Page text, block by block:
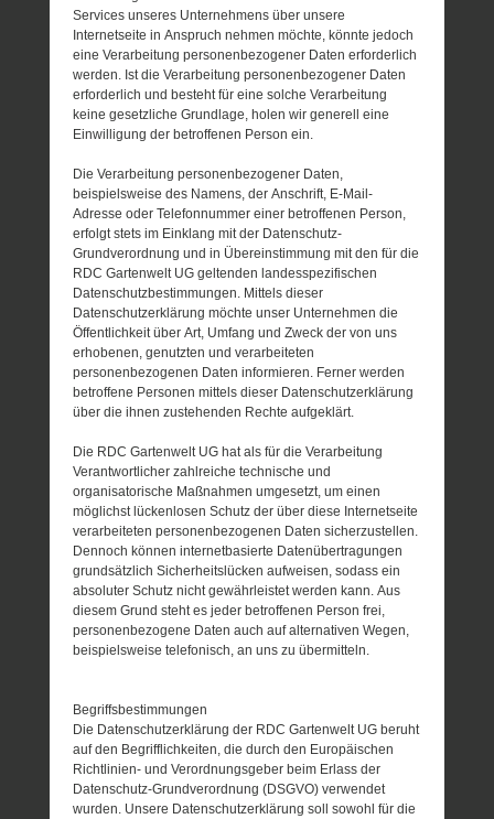
Services unseres Unternehmens über unsere
Internetseite in Anspruch nehmen möchte, könnte jedoch
eine Verarbeitung personenbezogener Daten erforderlich
werden. Ist die Verarbeitung personenbezogener Daten
erforderlich und besteht für eine solche Verarbeitung
keine gesetzliche Grundlage, holen wir generell eine
Einwilligung der betroffenen Person ein.
Die Verarbeitung personenbezogener Daten,
beispielsweise des Namens, der Anschrift, E-Mail-
Adresse oder Telefonnummer einer betroffenen Person,
erfolgt stets im Einklang mit der Datenschutz-
Grundverordnung und in Übereinstimmung mit den für die
RDC Gartenwelt UG geltenden landesspezifischen
Datenschutzbestimmungen. Mittels dieser
Datenschutzerklärung möchte unser Unternehmen die
Öffentlichkeit über Art, Umfang und Zweck der von uns
erhobenen, genutzten und verarbeiteten
personenbezogenen Daten informieren. Ferner werden
betroffene Personen mittels dieser Datenschutzerklärung
über die ihnen zustehenden Rechte aufgeklärt.
Die RDC Gartenwelt UG hat als für die Verarbeitung
Verantwortlicher zahlreiche technische und
organisatorische Maßnahmen umgesetzt, um einen
möglichst lückenlosen Schutz der über diese Internetseite
verarbeiteten personenbezogenen Daten sicherzustellen.
Dennoch können internetbasierte Datenübertragungen
grundsätzlich Sicherheitslücken aufweisen, sodass ein
absoluter Schutz nicht gewährleistet werden kann. Aus
diesem Grund steht es jeder betroffenen Person frei,
personenbezogene Daten auch auf alternativen Wegen,
beispielsweise telefonisch, an uns zu übermitteln.
Begriffsbestimmungen
Die Datenschutzerklärung der RDC Gartenwelt UG beruht
auf den Begrifflichkeiten, die durch den Europäischen
Richtlinien- und Verordnungsgeber beim Erlass der
Datenschutz-Grundverordnung (DSGVO) verwendet
wurden. Unsere Datenschutzerklärung soll sowohl für die